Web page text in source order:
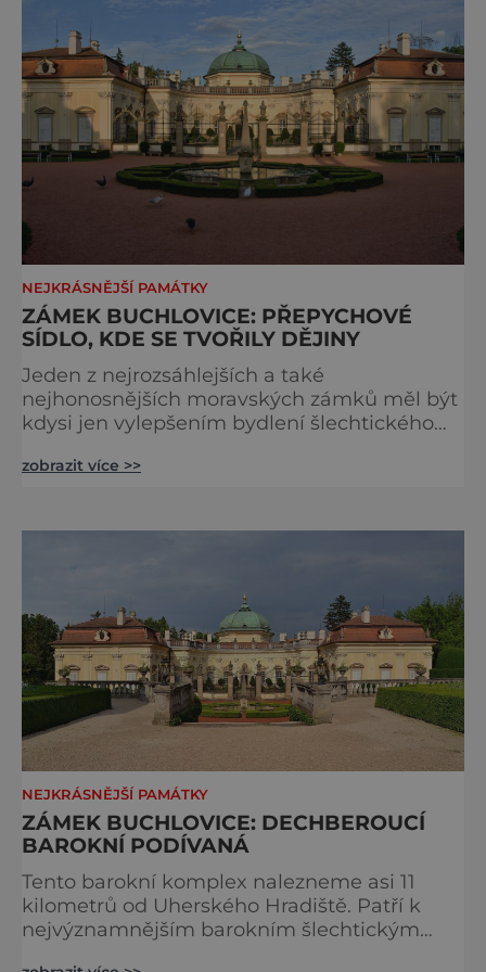
NEJKRÁSNĚJŠÍ PAMÁTKY
ZÁMEK BUCHLOVICE: PŘEPYCHOVÉ
SÍDLO, KDE SE TVOŘILY DĚJINY
Jeden z nejrozsáhlejších a také
nejhonosnějších moravských zámků měl být
kdysi jen vylepšením bydlení šlechtického
z nejdůležitějších míst evropské politiky. Do
muže? Pokud je opravdu mocný
zobrazit více >>
NEJKRÁSNĚJŠÍ PAMÁTKY
ZÁMEK BUCHLOVICE: DECHBEROUCÍ
BAROKNÍ PODÍVANÁ
Tento barokní komplex nalezneme asi 11
kilometrů od Uherského Hradiště. Patří k
nejvýznamnějším barokním šlechtickým